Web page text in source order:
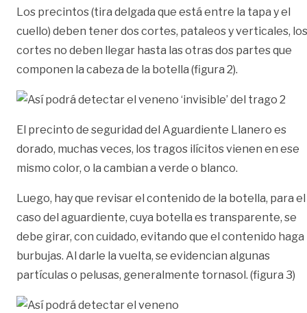
Los precintos (tira delgada que está entre la tapa y el
cuello) deben tener dos cortes, pataleos y verticales, los
cortes no deben llegar hasta las otras dos partes que
componen la cabeza de la botella (figura 2).
El precinto de seguridad del Aguardiente Llanero es
dorado, muchas veces, los tragos ilícitos vienen en ese
mismo color, o la cambian a verde o blanco.
Luego, hay que revisar el contenido de la botella, para el
caso del aguardiente, cuya botella es transparente, se
debe girar, con cuidado, evitando que el contenido haga
burbujas. Al darle la vuelta, se evidencian algunas
partículas o pelusas, generalmente tornasol. (figura 3)